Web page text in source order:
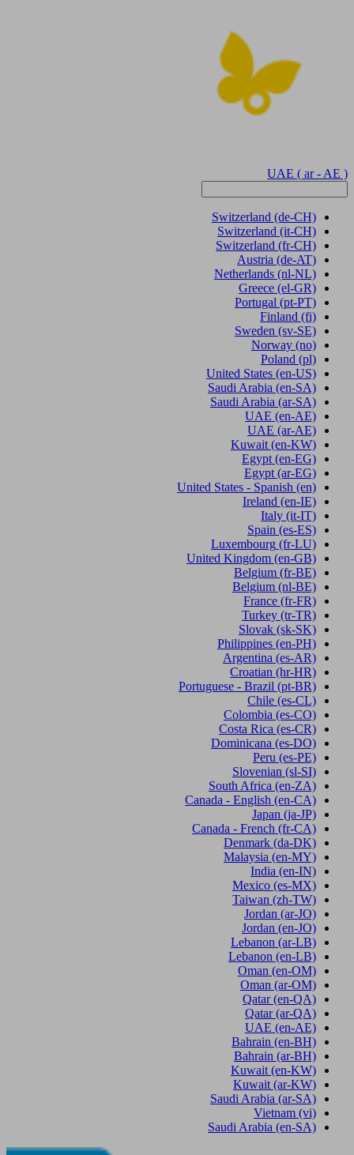
UAE ( ar - AE )
Switzerland (de-CH)
Switzerland (it-CH)
Switzerland (fr-CH)
Austria (de-AT)
Netherlands (nl-NL)
Greece (el-GR)
Portugal (pt-PT)
Finland (fi)
Sweden (sv-SE)
Norway (no)
Poland (pl)
United States (en-US)
Saudi Arabia (en-SA)
Saudi Arabia (ar-SA)
UAE (en-AE)
UAE (ar-AE)
Kuwait (en-KW)
Egypt (en-EG)
Egypt (ar-EG)
United States - Spanish (en)
Ireland (en-IE)
Italy (it-IT)
Spain (es-ES)
Luxembourg (fr-LU)
United Kingdom (en-GB)
Belgium (fr-BE)
Belgium (nl-BE)
France (fr-FR)
Turkey (tr-TR)
Slovak (sk-SK)
Philippines (en-PH)
Argentina (es-AR)
Croatian (hr-HR)
Portuguese - Brazil (pt-BR)
Chile (es-CL)
Colombia (es-CO)
Costa Rica (es-CR)
Dominicana (es-DO)
Peru (es-PE)
Slovenian (sl-SI)
South Africa (en-ZA)
Canada - English (en-CA)
Japan (ja-JP)
Canada - French (fr-CA)
Denmark (da-DK)
Malaysia (en-MY)
India (en-IN)
Mexico (es-MX)
Taiwan (zh-TW)
Jordan (ar-JO)
Jordan (en-JO)
Lebanon (ar-LB)
Lebanon (en-LB)
Oman (en-OM)
Oman (ar-OM)
Qatar (en-QA)
Qatar (ar-QA)
UAE (en-AE)
Bahrain (en-BH)
Bahrain (ar-BH)
Kuwait (en-KW)
Kuwait (ar-KW)
Saudi Arabia (ar-SA)
Vietnam (vi)
Saudi Arabia (en-SA)